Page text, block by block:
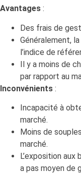
Avantages :
Des frais de
Généralement,
l’indice de
Il y a moins de
par rapport au
Inconvénients :
Incapacité à
marché.
Moins de
marché.
L’exposition aux
a pas moyen de